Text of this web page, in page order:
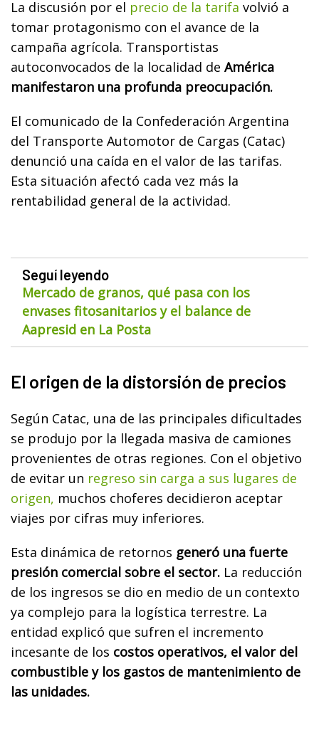
La discusión por el precio de la tarifa volvió a
tomar protagonismo con el avance de la
campaña agrícola. Transportistas
autoconvocados de la localidad de América
manifestaron una profunda preocupación.
El comunicado de la Confederación Argentina
del Transporte Automotor de Cargas (Catac)
denunció una caída en el valor de las tarifas.
Esta situación afectó cada vez más la
rentabilidad general de la actividad.
Seguí leyendo
Mercado de granos, qué pasa con los
envases fitosanitarios y el balance de
Aapresid en La Posta
El origen de la distorsión de precios
Según Catac, una de las principales dificultades
se produjo por la llegada masiva de camiones
provenientes de otras regiones. Con el objetivo
de evitar un regreso sin carga a sus lugares de
origen, muchos choferes decidieron aceptar
viajes por cifras muy inferiores.
Esta dinámica de retornos generó una fuerte
presión comercial sobre el sector. La reducción
de los ingresos se dio en medio de un contexto
ya complejo para la logística terrestre. La
entidad explicó que sufren el incremento
incesante de los costos operativos, el valor del
combustible y los gastos de mantenimiento de
las unidades.